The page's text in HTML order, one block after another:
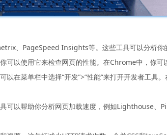
、PageSpeed Insights等。这些工具可以分析你
可以使用它来检查网页的性能。在Chrome中，你
在菜单栏中选择“开发”>“性能”来打开开发者工具
可以帮助你分析网页加载速度，例如Lighthouse